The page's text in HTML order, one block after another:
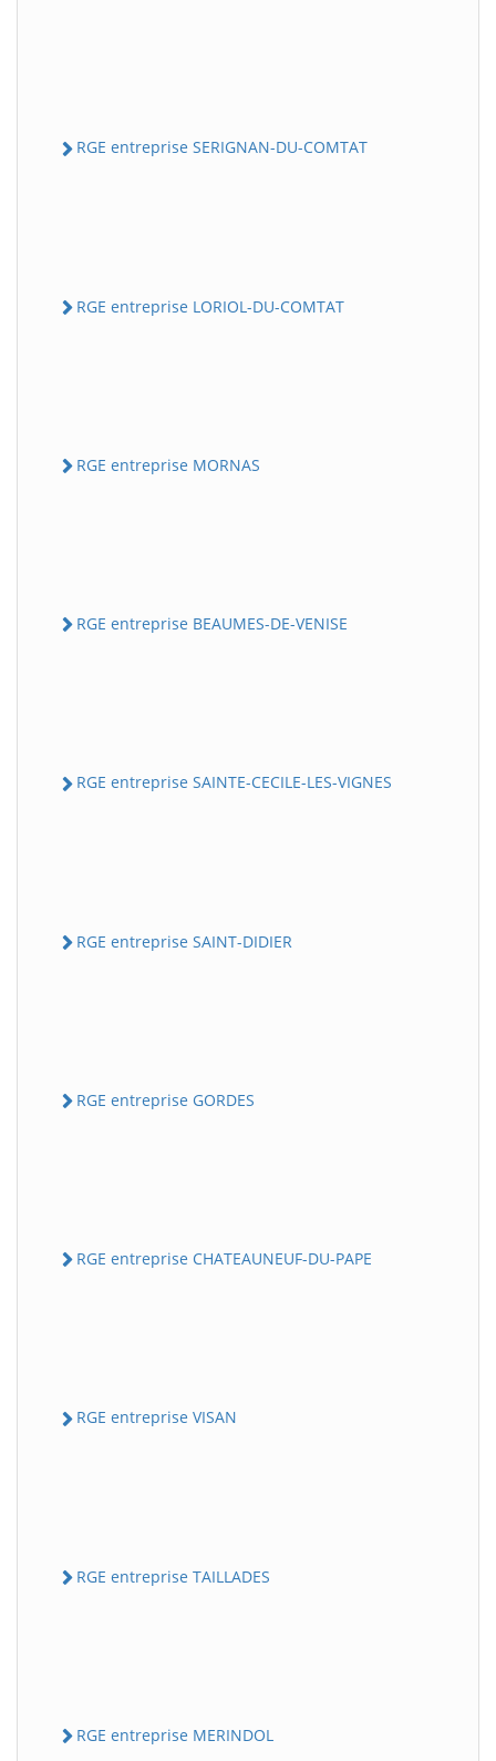
RGE entreprise SERIGNAN-DU-COMTAT
RGE entreprise LORIOL-DU-COMTAT
RGE entreprise MORNAS
RGE entreprise BEAUMES-DE-VENISE
RGE entreprise SAINTE-CECILE-LES-VIGNES
RGE entreprise SAINT-DIDIER
RGE entreprise GORDES
RGE entreprise CHATEAUNEUF-DU-PAPE
RGE entreprise VISAN
RGE entreprise TAILLADES
RGE entreprise MERINDOL